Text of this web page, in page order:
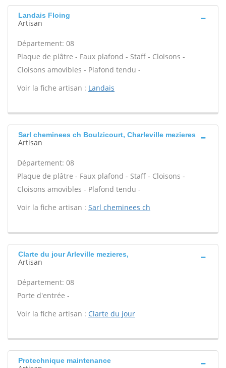
Landais Floing
Artisan
Département: 08
Plaque de plâtre - Faux plafond - Staff - Cloisons -
Cloisons amovibles - Plafond tendu -
Voir la fiche artisan : Landais
Sarl cheminees ch Boulzicourt, Charleville mezieres
Artisan
Département: 08
Plaque de plâtre - Faux plafond - Staff - Cloisons -
Cloisons amovibles - Plafond tendu -
Voir la fiche artisan : Sarl cheminees ch
Clarte du jour Arleville mezieres,
Artisan
Département: 08
Porte d'entrée -
Voir la fiche artisan : Clarte du jour
Protechnique maintenance